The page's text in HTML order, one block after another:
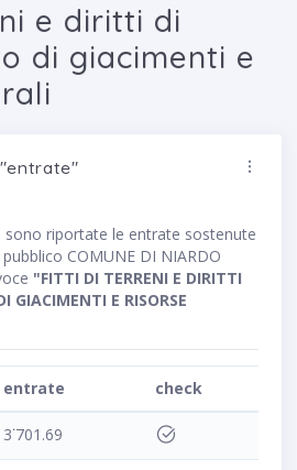
e diritti di
di giacimenti e
sono riportate le entrate sostenute
COMUNE DI NIARDO
"FITTI DI TERRENI E DIRITTI
GIACIMENTI E RISORSE
entrate check
3˙701.69